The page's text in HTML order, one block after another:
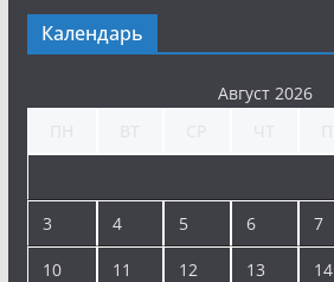
Календарь
Август 2026
3 4 5 6 7
10 11 12 13 14